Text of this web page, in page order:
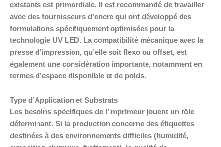
existants est primordiale. Il est recommandé de travailler
avec des fournisseurs d’encre qui ont développé des
formulations spécifiquement optimisées pour la
technologie UV LED. La compatibilité mécanique avec la
presse d’impression, qu’elle soit flexo ou offset, est
également une considération importante, notamment en
termes d’espace disponible et de poids.
Type d’Application et Substrats
Les besoins spécifiques de l’imprimeur jouent un rôle
déterminant. Si la production concerne des étiquettes
destinées à des environnements difficiles (humidité,